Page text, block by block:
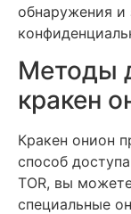
обнаружения
Методы
кракен
Кракен онион
способ
TOR, вы
специальные